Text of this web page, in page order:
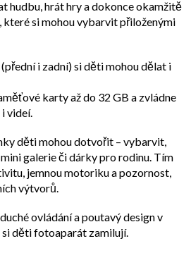
hudbu, hrát hrya dokonceokamžitě
, které si mohou vybarvit přiloženými
i zadní)si děti mohou dělat i
karty až do 32 GB a zvládne
videí.
děti mohou dotvořit – vybarvit,
galerie či dárky pro rodinu. Tím
jemnou motoriku a pozornost,
výtvorů.
ovládání a poutavý design v
děti fotoaparát zamilují.